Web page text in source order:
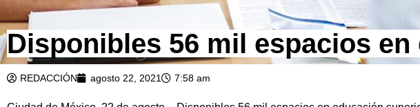
Disponibles 56 mil espacios
REDACCIÓN agosto 22, 2021 7:58 am